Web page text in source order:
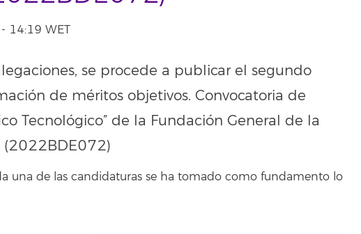
14:19 WET
se procede a publicar el segundo
de méritos objetivos. Convocatoria de
Tecnológico” de la Fundación General de la
(2022BDE072)
una de las candidaturas se ha tomado como fundamento lo